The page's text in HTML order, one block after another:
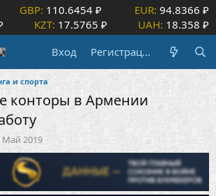
GBP: 110.6454 ₽ EUR: 94.8366 ₽
KZT: 17.5765 ₽ UAH: 18.358 ₽
Вход
Регистрация
и спорта
конторы в Армении
Май 2019